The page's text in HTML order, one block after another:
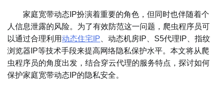
家庭宽带动态IP扮演着重要的角色，但同时也伴随着个
人信息泄露的风险。为了有效防范这一问题，爬虫程序员可
以通过合理利用动态住宅IP 、动态机房IP、S5代理IP、指纹
浏览器IP等技术手段来提高网络隐私保护水平。本文将从爬
虫程序员的角度出发，结合穿云代理的服务特点，探讨如何
保护家庭宽带动态IP的隐私安全。